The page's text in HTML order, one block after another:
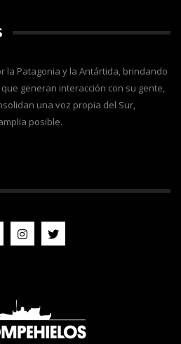
la Patagonia y la Antártida, brindando
generan interacción con su gente,
una voz propia del Sur,
posible.